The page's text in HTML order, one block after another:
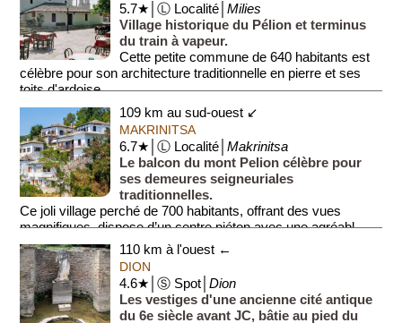
5.7★│Ⓛ Localité│Milies
Village historique du Pélion et terminus
du train à vapeur.
Cette petite commune de 640 habitants est
célèbre pour son architecture traditionnelle en pierre et ses
toits d'ardoise.
Le cent...
109 km au sud-ouest ↙
MAKRINITSA
6.7★│Ⓛ Localité│Makrinitsa
Le balcon du mont Pelion célèbre pour
ses demeures seigneuriales
traditionnelles.
Ce joli village perché de 700 habitants, offrant des vues
magnifiques, dispose d’un centre piéton avec une agréabl...
110 km à l'ouest ←
DION
4.6★│Ⓢ Spot│Dion
Les vestiges d'une ancienne cité antique
du 6e siècle avant JC, bâtie au pied du